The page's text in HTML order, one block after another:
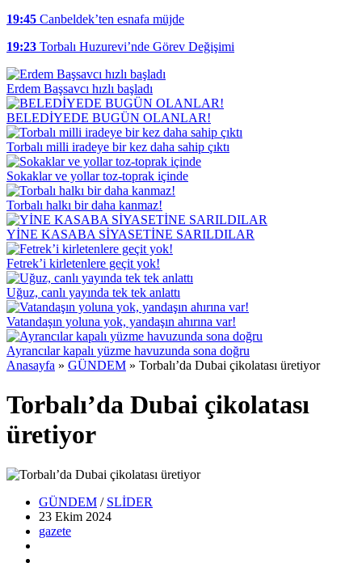
19:45 Canbeldek’ten esnafa müjde
19:23 Torbalı Huzurevi’nde Görev Değişimi
Erdem Başsavcı hızlı başladı
BELEDİYEDE BUGÜN OLANLAR!
Torbalı milli iradeye bir kez daha sahip çıktı
Sokaklar ve yollar toz-toprak içinde
Torbalı halkı bir daha kanmaz!
YİNE KASABA SİYASETİNE SARILDILAR
Fetrek’i kirletenlere geçit yok!
Uğuz, canlı yayında tek tek anlattı
Vatandaşın yoluna yok, yandaşın ahırına var!
Ayrancılar kapalı yüzme havuzunda sona doğru
Anasayfa » GÜNDEM » Torbalı’da Dubai çikolatası üretiyor
Torbalı’da Dubai çikolatası
üretiyor
GÜNDEM / SLİDER
23 Ekim 2024
gazete